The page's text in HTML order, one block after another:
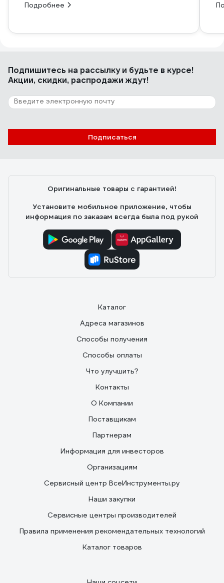
Подробнее
Подпишитесь на рассылкуи будьте в курсе!
Акции, скидки, распродажи ждут!
Подписаться
Оригинальные товары с гарантией!
Установите мобильное приложение, чтобы
информация по заказам всегда была под рукой
Каталог
Адреса магазинов
Способы получения
Способы оплаты
Что улучшить?
Контакты
О Компании
Поставщикам
Партнерам
Информация для инвесторов
Организациям
Сервисный центр ВсеИнструменты.ру
Наши закупки
Сервисные центры производителей
Правила применения рекомендательных технологий
Каталог товаров